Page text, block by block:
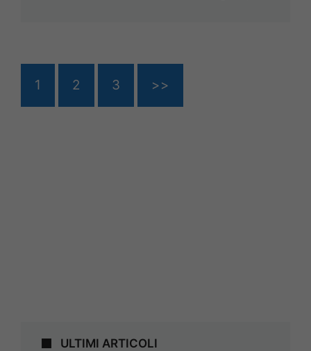
1 2 3 >>
ULTIMI ARTICOLI